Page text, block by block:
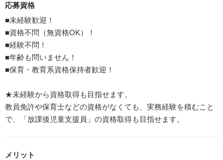
応募資格
■未経験歓迎！
■資格不問（無資格OK）！
■経験不問！
■年齢も問いません！
■保育・教育系資格保持者歓迎！
★未経験から資格取得も目指せます。
教員免許や保育士などの資格がなくても、実務経験を積むこと
で、「放課後児童支援員」の資格取得も目指せます。
メリット